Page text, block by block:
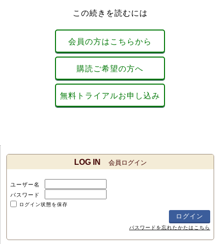
この続きを読むには
会員の方はこちらから
購読ご希望の方へ
無料トライアルお申し込み
LOG IN 会員ログイン
ユーザー名
パスワード
ログイン状態を保存
パスワードを忘れたかたはこちら